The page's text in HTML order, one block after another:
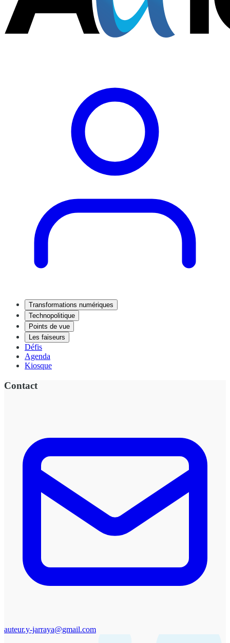
Transformations numériques
Technopolitique
Points de vue
Les faiseurs
Défis
Agenda
Kiosque
Contact
auteur.y-jarraya@gmail.com